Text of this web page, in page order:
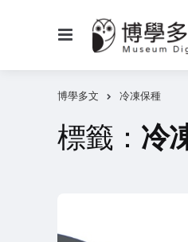
博學多文 冷凍保種
標籤： 冷